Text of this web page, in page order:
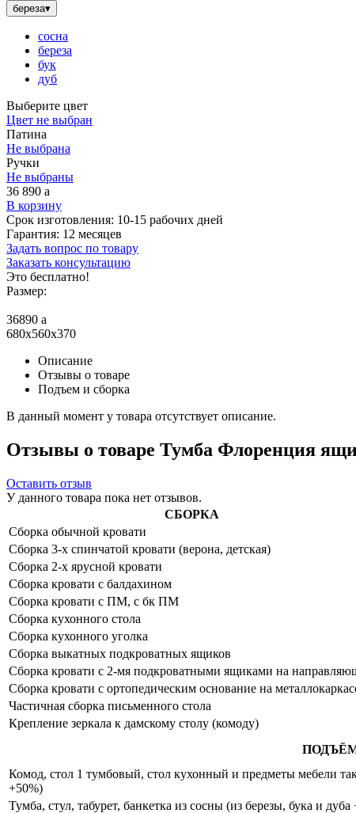
береза▾
сосна
береза
бук
дуб
Выберите цвет
Цвет не выбран
Патина
Не выбрана
Ручки
Не выбраны
36 890 a
В корзину
Срок изготовления: 10-15 рабочих дней
Гарантия: 12 месяцев
Задать вопрос по товару
Заказать консультацию
Это бесплатно!
Размер:
36890 a
680x560x370
Описание
Отзывы о товаре
Подъем и сборка
В данный момент у товара отсутствует описание.
Отзывы о товаре Тумба Флоренция
Оставить отзыв
У данного товара пока нет отзывов.
СБОРКА
Сборка обычной кровати
Сборка 3-х спинчатой кровати (верона, детская)
Сборка 2-х ярусной кровати
Сборка кровати с балдахином
Сборка кровати с ПМ, с бк ПМ
Сборка кухонного стола
Сборка кухонного уголка
Сборка выкатных подкроватных ящиков
Сборка кровати с 2-мя подкроватными ящиками на
Сборка кровати с ортопедическим основание на
Частичная сборка письменного стола
Крепление зеркала к дамскому столу (комоду)
Комод, стол 1 тумбовый, стол кухонный и предметы мебели
+50%)
Тумба, стул, табурет, банкетка из сосны (из березы, бука и дуба